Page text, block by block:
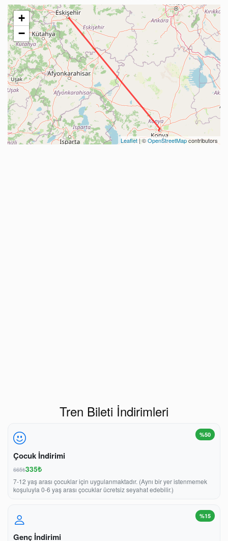
+
−
Leaflet| ©OpenStreetMapcontributors
Tren Bileti İndirimleri
%50
Çocuk İndirimi
665₺335₺
7-12 yaş arası çocuklar için uygulanmaktadır. (Aynı bir yer istenmemek
koşuluyla 0-6 yaş arası çocuklar ücretsiz seyahat edebilir.)
%15
Genç İndirimi